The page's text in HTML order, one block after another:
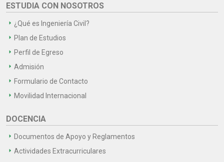
ESTUDIA CON NOSOTROS
¿Qué es Ingeniería Civil?
Plan de Estudios
Perfil de Egreso
Admisión
Formulario de Contacto
Movilidad Internacional
DOCENCIA
Documentos de Apoyo y Reglamentos
Actividades Extracurriculares